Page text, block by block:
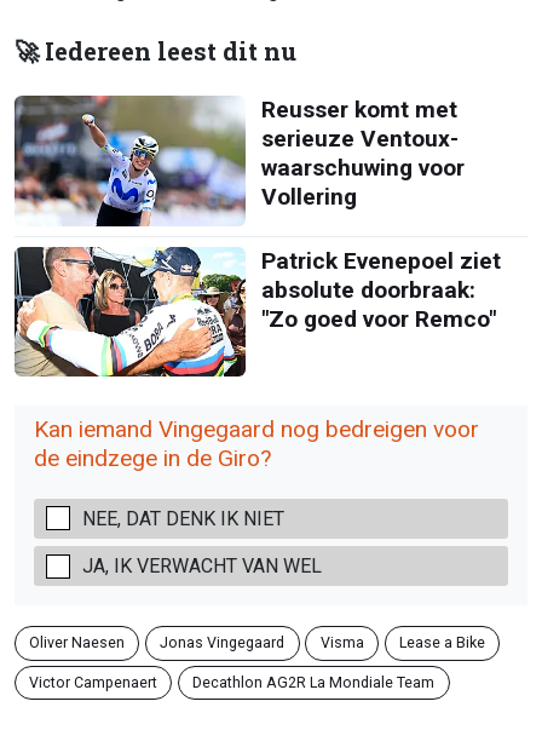
🚀 Iedereen leest dit nu
Reusser komt met
serieuze Ventoux-
waarschuwing voor
Vollering
Patrick Evenepoel ziet
absolute doorbraak:
"Zo goed voor Remco"
Kan iemand Vingegaard nog bedreigen voor
de eindzege in de Giro?
NEE, DAT DENK IK NIET
JA, IK VERWACHT VAN WEL
Oliver Naesen Jonas Vingegaard Visma Lease a Bike
Victor Campenaert Decathlon AG2R La Mondiale Team